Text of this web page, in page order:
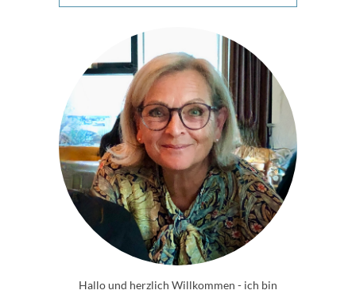
Hallo und herzlich Willkommen - ich bin